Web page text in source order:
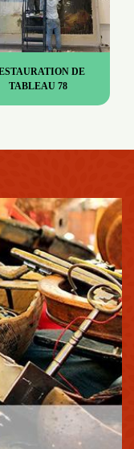
DE
TABLEAU 78